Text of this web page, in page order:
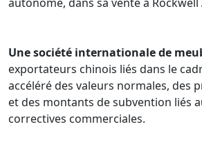
Une société internationale de
exportateurs chinois liés dans le
accéléré des valeurs normales, des
et des montants de subvention liés
correctives commerciales.